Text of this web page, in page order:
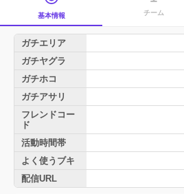
基本情報 チーム
ガチエリア
ガチヤグラ
ガチホコ
ガチアサリ
フレンドコー
ド
活動時間帯
よく使うブキ
配信URL